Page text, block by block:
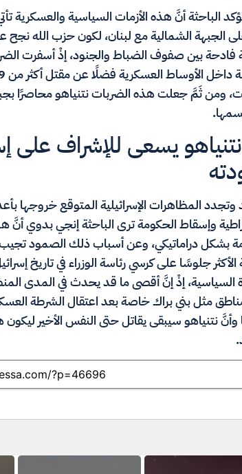
الباحثة أنَّ هذه الأزمات السياسية والعسكرية
الجبهة الشمالية مع لبنان، لكون حزب الله نجح
فادحة بين صفوف الضباط والجنود، إذْ أسفرت
ومن ثَمَّ جعلت هذه الضربات نتنياهو محاصرًا
يسعى للإشراف على
وتجدد المظاهرات الإسرائيلية المتوقع خروجها
وإسقاط الحكومة ترى الباحثة إنجي بدوي أنَّ
بشكل دراماتيكي، وعن أسباب ذلك الصمود
جلوسًا على كرسي رئاسة الوزراء في تاريخ
السياسية، إذْ إنَّ أقصى ما قد يحدث في المدى
مثل بني براك خاصة بعد اعتقال الشرطة
وأنَّ نتنياهو سيبقى يقاتل حتى النفس الأخير